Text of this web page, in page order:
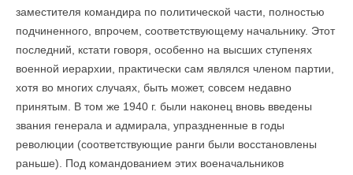
заместителя командира по политической части, полностью
подчиненного, впрочем, соответствующему начальнику. Этот
последний, кстати говоря, особенно на высших ступенях
военной иерархии, практически сам являлся членом партии,
хотя во многих случаях, быть может, совсем недавно
принятым. В том же 1940 г. были наконец вновь введены
звания генерала и адмирала, упраздненные в годы
революции (соответствующие ранги были восстановлены
раньше). Под командованием этих военачальников